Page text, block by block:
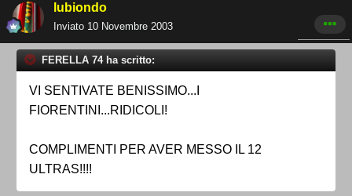
lubiondo
Inviato 10 Novembre 2003
FERELLA 74 ha scritto:
VI SENTIVATE BENISSIMO...I
FIORENTINI...RIDICOLI!
COMPLIMENTI PER AVER MESSO IL 12
ULTRAS!!!!